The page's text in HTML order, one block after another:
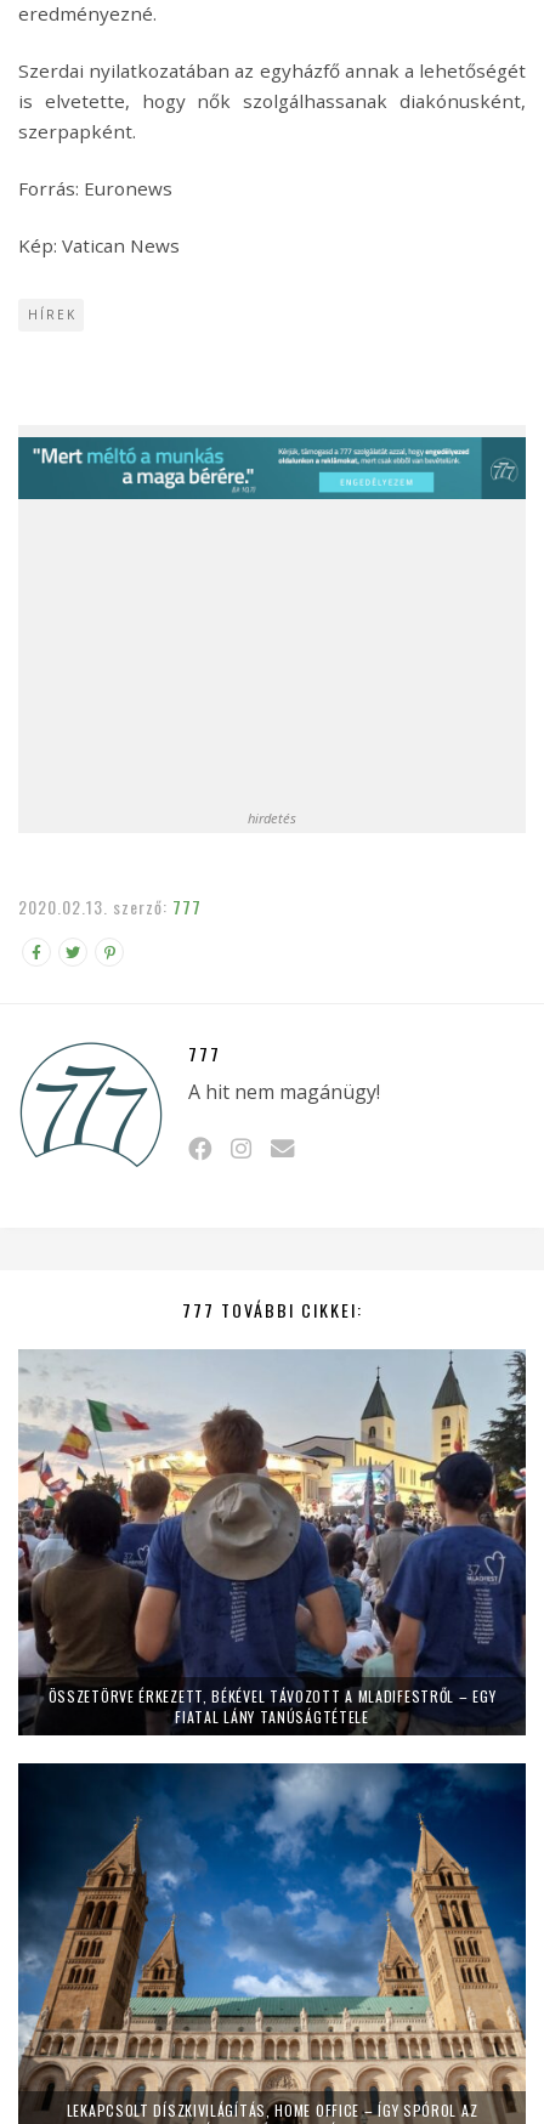
eredményezné.
Szerdai nyilatkozatában az egyházfő annak a lehetőségét
is elvetette, hogy nők szolgálhassanak diakónusként,
szerpapként.
Forrás: Euronews
Kép: Vatican News
HÍREK
hirdetés
2020.02.13. szerző: 777
777
A hit nem magánügy!
777 TOVÁBBI CIKKEI:
ÖSSZETÖRVE ÉRKEZETT, BÉKÉVEL TÁVOZOTT A MLADIFESTRŐL – EGY
FIATAL LÁNY TANÚSÁGTÉTELE
LEKAPCSOLT DÍSZKIVILÁGÍTÁS, HOME OFFICE – ÍGY SPÓROL AZ